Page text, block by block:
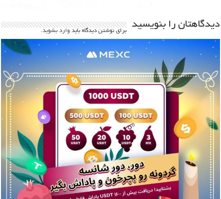
دیدگاهتان را بنویسید
برای نوشتن دیدگاه باید وارد بشوید.